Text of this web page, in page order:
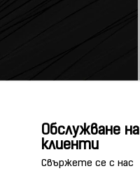
Обслужване на
клиенти
Свържете се с нас